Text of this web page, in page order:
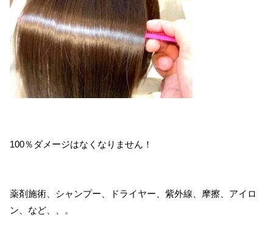
100％ダメージはなくなりません！
薬剤施術、シャンプー、ドライヤー、紫外線、摩擦、アイロ
ン、など、、。